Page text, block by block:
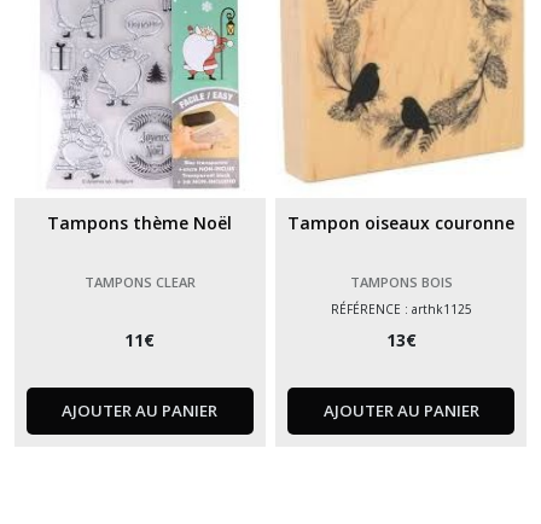
Tampons thème Noël
TAMPONS CLEAR
11€
AJOUTER AU PANIER
Tampon oiseaux couronne
TAMPONS BOIS
RÉFÉRENCE : arthk1125
13€
AJOUTER AU PANIER